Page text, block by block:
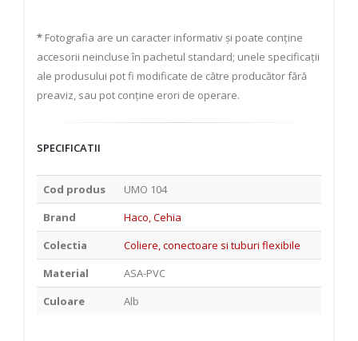
* Fotografia are un caracter informativ și poate conține
accesorii neincluse în pachetul standard; unele specificații
ale produsului pot fi modificate de către producător fără
preaviz, sau pot conține erori de operare.
SPECIFICATII
Cod produs
UMO 104
Brand
Haco, Cehia
Colectia
Coliere, conectoare si tuburi flexibile
Material
ASA-PVC
Culoare
Alb